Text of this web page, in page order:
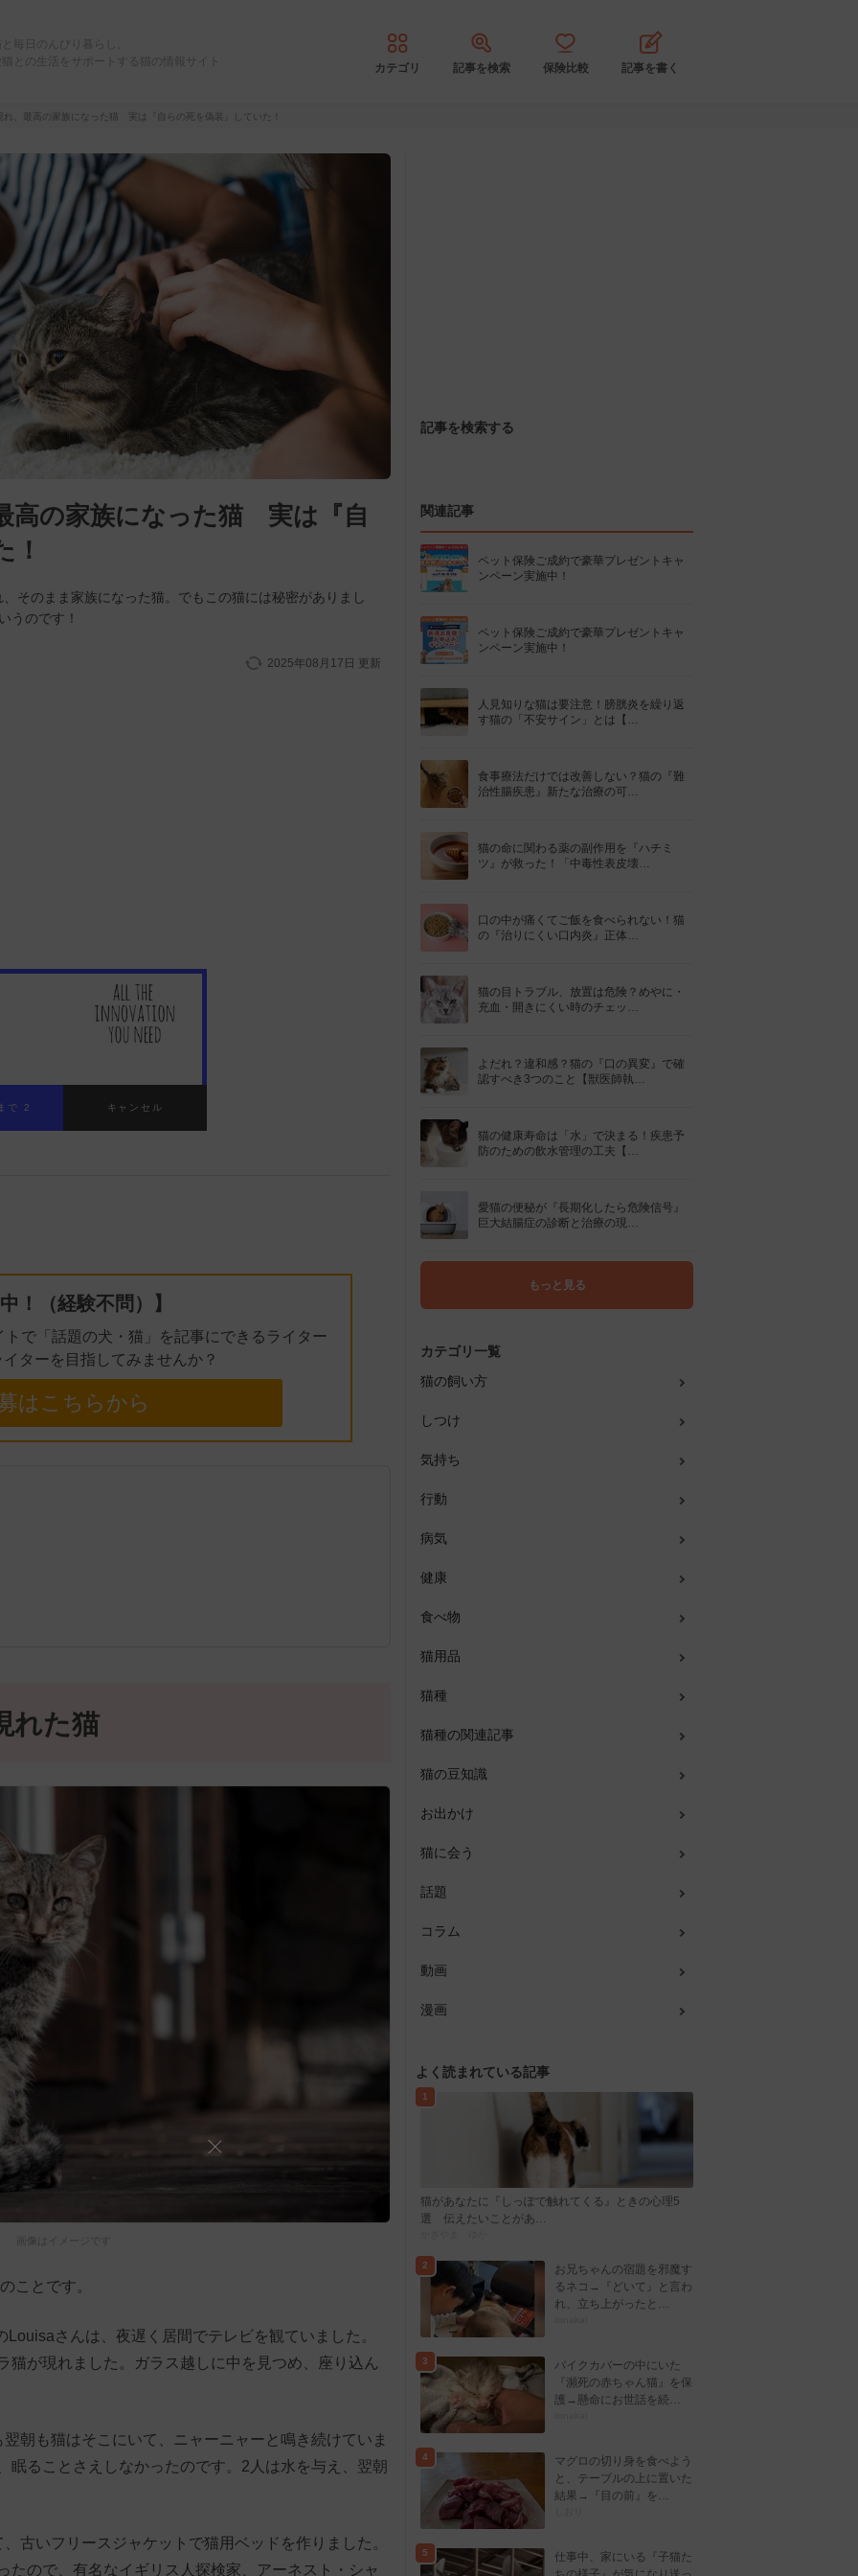
毎日のんびり暮らし。
との生活をサポートする猫の情報サイト
カテゴリ 記事を検索 保険比較 記事を書く
れ、最高の家族になった猫 実は『自らの死を偽装』していた！
高の家族になった猫 実は『自
！
そのまま家族になった猫。でもこの猫には秘密がありまし
うのです！
2025年08月17日 更新
01:38
！（経験不問）】
で「話題の犬・猫」を記事にできるライター
ターを目指してみませんか？
はこちらから
れた猫
ことです。
さんは、夜遅く居間でテレビを観ていました。
猫が現れました。ガラス越しに中を見つめ、座り込ん
朝も猫はそこにいて、ニャーニャーと鳴き続けていま
眠ることさえしなかったのです。2人は水を与え、翌朝
古いフリースジャケットで猫用ベッドを作りました。
たので、有名なイギリス人探検家、アーネスト・シャ
記事を検索する
関連記事
ペット保険ご成約で豪華プレゼントキャ
ンペーン実施中！
ペット保険ご成約で豪華プレゼントキャ
ンペーン実施中！
人見知りな猫は要注意！膀胱炎を繰り返
す猫の「不安サイン」とは【…
食事療法だけでは改善しない？猫の『難
治性腸疾患』新たな治療の可…
猫の命に関わる薬の副作用を『ハチミ
ツ』が救った！「中毒性表皮壊…
口の中が痛くてご飯を食べられない！猫
の『治りにくい口内炎』正体…
猫の目トラブル、放置は危険？めやに・
充血・開きにくい時のチェッ…
よだれ？違和感？猫の『口の異変』で確
認すべき3つのこと【獣医師執…
猫の健康寿命は「水」で決まる！疾患予
防のための飲水管理の工夫【…
愛猫の便秘が『長期化したら危険信号』
巨大結腸症の診断と治療の現…
もっと見る
カテゴリ一覧
猫の飼い方
しつけ
気持ち
行動
病気
健康
食べ物
猫用品
猫種
猫種の関連記事
猫の豆知識
お出かけ
猫に会う
話題
コラム
動画
漫画
よく読まれている記事
1
猫があなたに『しっぽで触れてくる』ときの心理5
選 伝えたいことがあ…
2
お兄ちゃんの宿題を邪魔す
るネコ→『どいて』と言わ
れ、立ち上がったと…
3
バイクカバーの中にいた
『瀕死の赤ちゃん猫』を保
護→懸命にお世話を続…
4
マグロの切り身を食べよう
と、テーブルの上に置いた
結果→『目の前』を…
5
仕事中、家にいる『子猫た